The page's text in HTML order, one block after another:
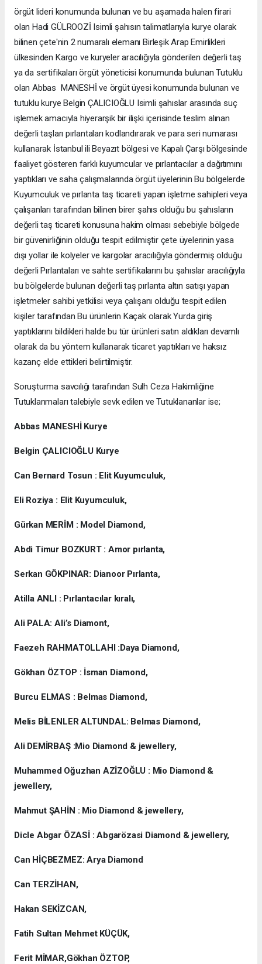
örgüt lideri konumunda bulunan ve bu aşamada halen firari
olan Hadi GÜLROOZİ Isimli şahısın talimatlarıyla kurye olarak
bilinen çete'nin 2 numaralı elemanı Birleşik Arap Emirlikleri
ülkesinden Kargo ve kuryeler aracılığıyla gönderilen değerli taş
ya da sertifikaları örgüt yöneticisi konumunda bulunan Tutuklu
olan Abbas MANESHİ ve örgüt üyesi konumunda bulunan ve
tutuklu kurye Belgin ÇALICIOĞLU Isimli şahıslar arasında suç
işlemek amacıyla hiyerarşik bir ilişki içerisinde teslim alınan
değerli taşları pırlantaları kodlandırarak ve para seri numarası
kullanarak İstanbul ili Beyazıt bölgesi ve Kapalı Çarşı bölgesinde
faaliyet gösteren farklı kuyumcular ve pırlantacılar a dağıtımını
yaptıkları ve saha çalışmalarında örgüt üyelerinin Bu bölgelerde
Kuyumculuk ve pırlanta taş ticareti yapan işletme sahipleri veya
çalışanları tarafından bilinen birer şahıs olduğu bu şahısların
değerli taş ticareti konusuna hakim olması sebebiyle bölgede
bir güvenirliğinin olduğu tespit edilmiştir çete üyelerinin yasa
dışı yollar ile kolyeler ve kargolar aracılığıyla göndermiş olduğu
değerli Pırlantaları ve sahte sertifikalarını bu şahıslar aracılığıyla
bu bölgelerde bulunan değerli taş pırlanta altın satışı yapan
işletmeler sahibi yetkilisi veya çalışanı olduğu tespit edilen
kişiler tarafından Bu ürünlerin Kaçak olarak Yurda giriş
yaptıklarını bildikleri halde bu tür ürünleri satın aldıkları devamlı
olarak da bu yöntem kullanarak ticaret yaptıkları ve haksız
kazanç elde ettikleri belirtilmiştir.
Soruşturma savcılığı tarafından Sulh Ceza Hakimliğine
Tutuklanmaları talebiyle sevk edilen ve Tutuklananlar ise;
Abbas MANESHİ Kurye
Belgin ÇALICIOĞLU Kurye
Can Bernard Tosun : Elit Kuyumculuk,
Eli Roziya : Elit Kuyumculuk,
Gürkan MERİM : Model Diamond,
Abdi Timur BOZKURT : Amor pırlanta,
Serkan GÖKPINAR: Dianoor Pırlanta,
Atilla ANLI : Pırlantacılar kıralı,
Ali PALA: Ali’s Diamont,
Faezeh RAHMATOLLAHI :Daya Diamond,
Gökhan ÖZTOP : İsman Diamond,
Burcu ELMAS : Belmas Diamond,
Melis BİLENLER ALTUNDAL: Belmas Diamond,
Ali DEMİRBAŞ :Mio Diamond & jewellery,
Muhammed Oğuzhan AZİZOĞLU : Mio Diamond &
jewellery,
Mahmut ŞAHİN : Mio Diamond & jewellery,
Dicle Abgar ÖZASİ : Abgarözasi Diamond & jewellery,
Can HİÇBEZMEZ: Arya Diamond
Can TERZİHAN,
Hakan SEKİZCAN,
Fatih Sultan Mehmet KÜÇÜK,
Ferit MİMAR,Gökhan ÖZTOP,